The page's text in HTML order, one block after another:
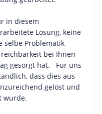
in diesem
Lösung, keine
selbe Problematik
bei Ihnen
gesorgt hat. Für uns
dass dies aus
gelöst und
wurde.